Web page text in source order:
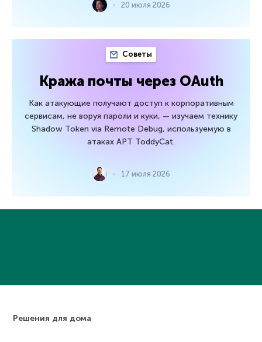
20 июля 2026
Советы
Кража почты через OAuth
Как атакующие получают доступ к корпоративным
сервисам, не воруя пароли и куки, — изучаем технику
Shadow Token via Remote Debug, используемую в
атаках APT ToddyCat.
17 июля 2026
Решения для дома